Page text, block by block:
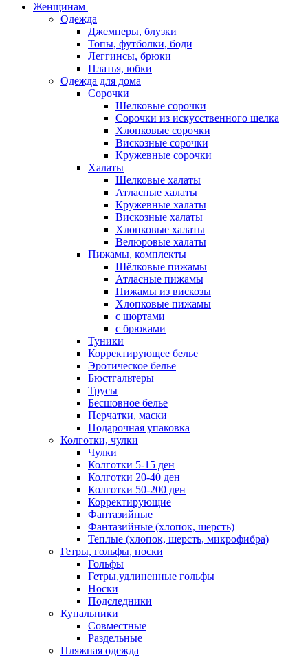
Женщинам
Одежда
Джемперы, блузки
Топы, футболки, боди
Леггинсы, брюки
Платья, юбки
Одежда для дома
Сорочки
Шелковые сорочки
Сорочки из искусственного шелка
Хлопковые сорочки
Вискозные сорочки
Кружевные сорочки
Халаты
Шелковые халаты
Атласные халаты
Кружевные халаты
Вискозные халаты
Хлопковые халаты
Велюровые халаты
Пижамы, комплекты
Шёлковые пижамы
Атласные пижамы
Пижамы из вискозы
Хлопковые пижамы
с шортами
с брюками
Туники
Корректирующее белье
Эротическое белье
Бюстгальтеры
Трусы
Бесшовное белье
Перчатки, маски
Подарочная упаковка
Колготки, чулки
Чулки
Колготки 5-15 ден
Колготки 20-40 ден
Колготки 50-200 ден
Корректирующие
Фантазийные
Фантазийные (хлопок, шерсть)
Теплые (хлопок, шерсть, микрофибра)
Гетры, гольфы, носки
Гольфы
Гетры,удлиненные гольфы
Носки
Подследники
Купальники
Совместные
Раздельные
Пляжная одежда